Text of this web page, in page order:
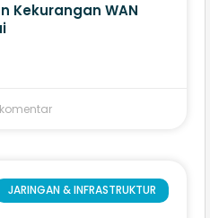
Kekurangan WAN
JARINGAN & INFRASTRUKTUR